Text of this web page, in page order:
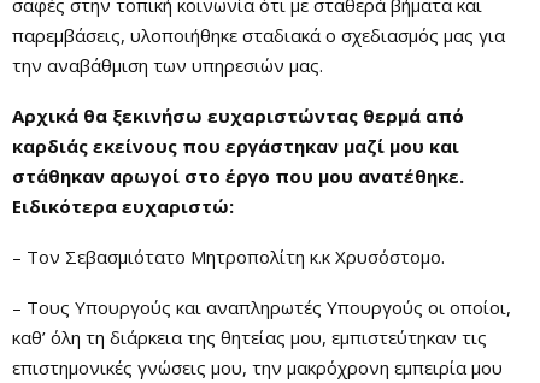
παρεμβάσεις, υλοποιήθηκε σταδιακά ο σχεδιασμός μας για
την αναβάθμιση των υπηρεσιών μας.
Αρχικά θα ξεκινήσω ευχαριστώντας θερμά από
καρδιάς εκείνους που εργάστηκαν μαζί μου και
στάθηκαν αρωγοί στο έργο που μου ανατέθηκε.
Ειδικότερα ευχαριστώ:
– Τον Σεβασμιότατο Μητροπολίτη κ.κ Χρυσόστομο.
– Τους Υπουργούς και αναπληρωτές Υπουργούς οι οποίοι,
καθ’ όλη τη διάρκεια της θητείας μου, εμπιστεύτηκαν τις
επιστημονικές γνώσεις μου, την μακρόχρονη εμπειρία μου